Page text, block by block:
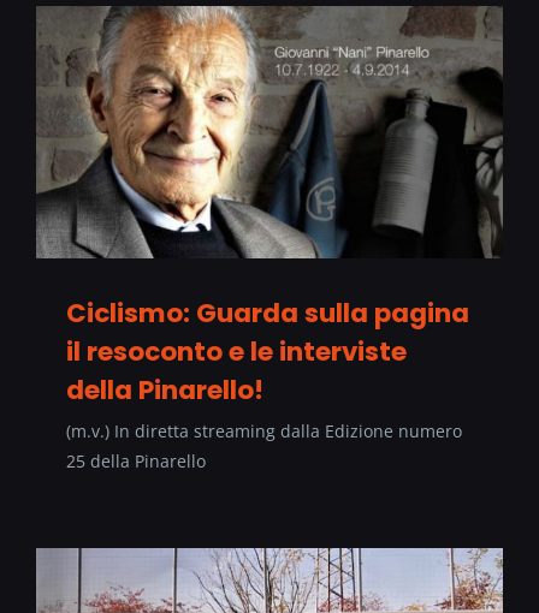
Ciclismo: Guarda sulla pagina
il resoconto e le interviste
della Pinarello!
(m.v.) In diretta streaming dalla Edizione numero
25 della Pinarello